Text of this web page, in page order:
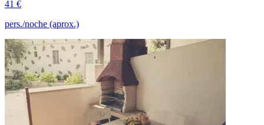
41 €
pers./noche (aprox.)